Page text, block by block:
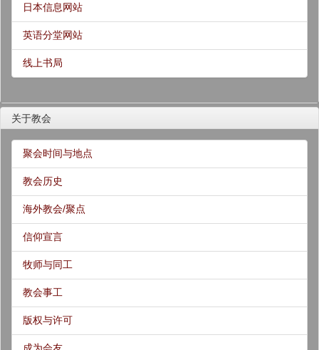
日本信息网站
英语分堂网站
线上书局
关于教会
聚会时间与地点
教会历史
海外教会/聚点
信仰宣言
牧师与同工
教会事工
版权与许可